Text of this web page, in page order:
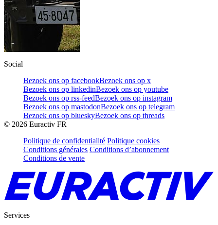
Social
Bezoek ons op facebookBezoek ons op x
Bezoek ons op linkedinBezoek ons op youtube
Bezoek ons op rss-feedBezoek ons op instagram
Bezoek ons op mastodonBezoek ons op telegram
Bezoek ons op blueskyBezoek ons op threads
© 2026 Euractiv FR
Politique de confidentialité Politique cookies
Conditions générales Conditions d’abonnement
Conditions de vente
Services